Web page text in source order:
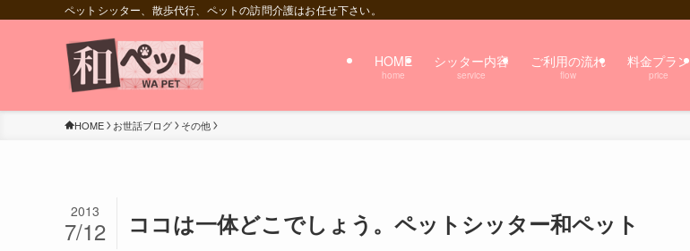
ペットシッター、散歩代行、ペットの訪問介護はお任せ下さい。
HOME
home
シッター内容
service
ご利用の流れ
flow
料金プラン
price
HOME お世話ブログ その他
ココは一体どこでしょう。ペットシッター和ペット
2013
7/12